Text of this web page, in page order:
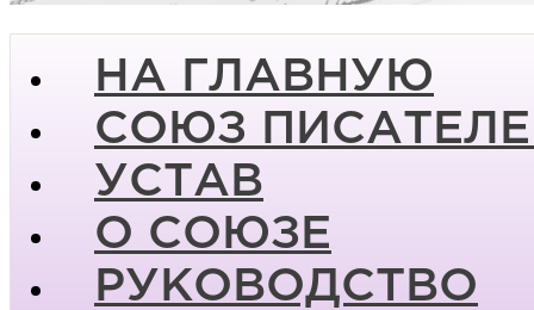
НА ГЛАВНУЮ
СОЮЗ
УСТАВ
О СОЮЗЕ
РУКОВОДСТВО